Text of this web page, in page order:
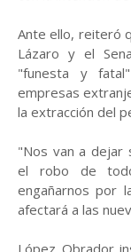
Ante ello, reiteró
Lázaro y el
"funesta y
empresas
la extracción del
"Nos van a dejar
el robo de
engañarnos por
afectará a las
López Obrador